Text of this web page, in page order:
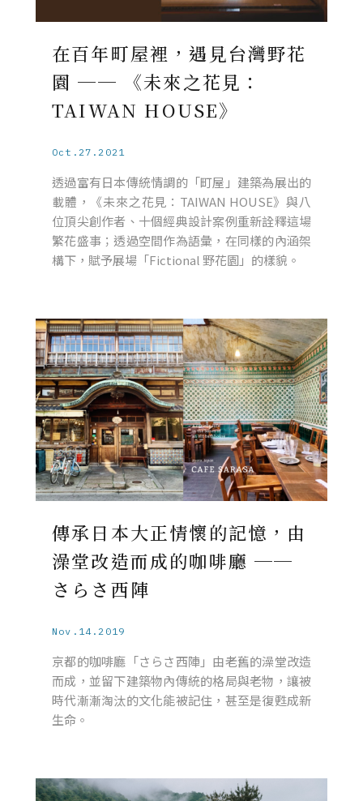
在百年町屋裡，遇見台灣野花
園 ── 《未來之花見：
TAIWAN HOUSE》
Oct.27.2021
透過富有日本傳統情調的「町屋」建築為展出的
載體，《未來之花見：TAIWAN HOUSE》與八
位頂尖創作者、十個經典設計案例重新詮釋這場
繁花盛事；透過空間作為語彙，在同樣的內涵架
構下，賦予展場「Fictional 野花園」的樣貌。
傳承日本大正情懷的記憶，由
澡堂改造而成的咖啡廳 ──
さらさ西陣
Nov.14.2019
京都的咖啡廳「さらさ西陣」由老舊的澡堂改造
而成，並留下建築物內傳統的格局與老物，讓被
時代漸漸淘汰的文化能被記住，甚至是復甦成新
生命。